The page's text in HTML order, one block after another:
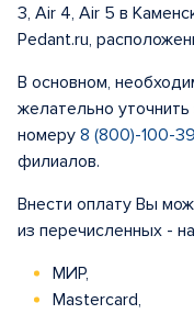
3, Air 4, Air 5 в
Pedant.ru,
В основном,
желательно
номеру 8 (800)-100-
филиалов.
Внести оплату Вы
из перечисленных -
МИР,
Mastercard,